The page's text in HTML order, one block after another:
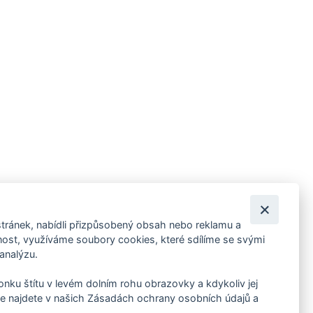
pozvánky na kulturní a sportovní akce?
nabídli přizpůsobený obsah nebo reklamu a
využíváme soubory cookies, které sdílíme se svými
štítu v levém dolním rohu obrazovky a kdykoliv jej
najdete v našich Zásadách ochrany osobních údajů a